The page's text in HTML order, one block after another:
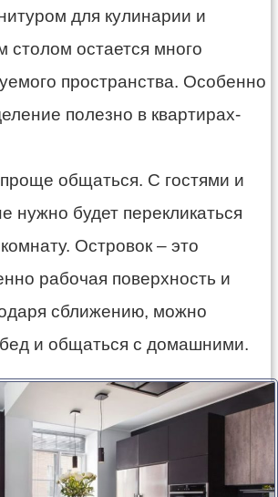
для кулинарии и
столом остается много
пространства. Особенно
полезно в квартирах-
общаться. С гостями и
нужно будет перекликаться
Островок – это
рабочая поверхность и
сближению, можно
и общаться с домашними.